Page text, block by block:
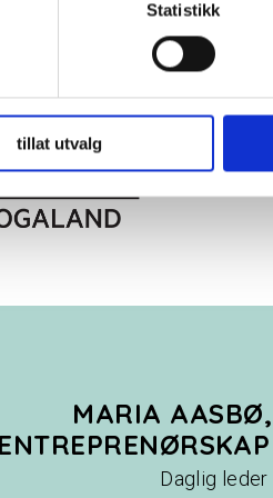
data behandles og hvordan du
fra erklæringen om
hvordan du bruker nettstedet
kombinere den med annen
deres.
Statistikk
tillat utvalg
MARIA
Daglig leder